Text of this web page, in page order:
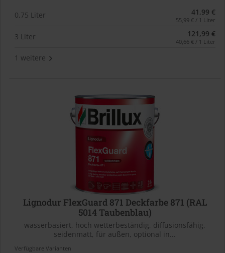
0,75 Liter 41,99 €
55,99 € / 1 Liter
3 Liter 121,99 €
40,66 € / 1 Liter
1 weitere
Lignodur FlexGuard 871 Deckfarbe 871 (RAL
5014 Taubenblau)
wasserbasiert, hoch wetterbeständig, diffusionsfähig,
seidenmatt, für außen, optional in...
Verfügbare Varianten